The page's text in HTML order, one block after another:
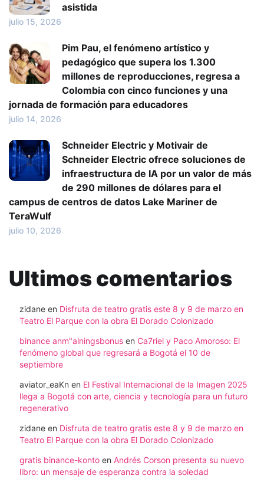
asistida
julio 15, 2026
Pim Pau, el fenómeno artístico y
pedagógico que supera los 1.300
millones de reproducciones, regresa a
Colombia con cinco funciones y una
jornada de formación para educadores
julio 14, 2026
Schneider Electric y Motivair de
Schneider Electric ofrece soluciones de
infraestructura de IA por un valor de más
de 290 millones de dólares para el
campus de centros de datos Lake Mariner de
TeraWulf
julio 10, 2026
Ultimos comentarios
zidane en Disfruta de teatro gratis este 8 y 9 de marzo en
Teatro El Parque con la obra El Dorado Colonizado
binance anm"alningsbonus en Ca7riel y Paco Amoroso: El
fenómeno global que regresará a Bogotá el 10 de
septiembre
aviator_eaKn en El Festival Internacional de la Imagen 2025
llega a Bogotá con arte, ciencia y tecnología para un futuro
regenerativo
zidane en Disfruta de teatro gratis este 8 y 9 de marzo en
Teatro El Parque con la obra El Dorado Colonizado
gratis binance-konto en Andrés Corson presenta su nuevo
libro: un mensaje de esperanza contra la soledad